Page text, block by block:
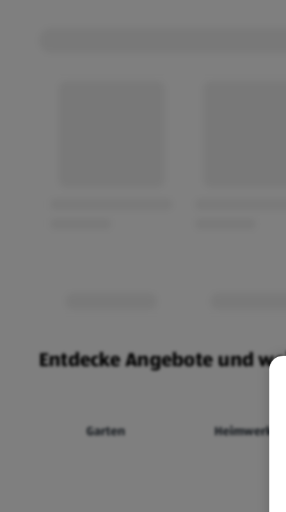
Entdecke Angebote und
Garten Heimwerken